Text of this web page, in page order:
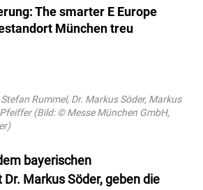
The smarter E Europe
München treu
Rummel, Dr. Markus Söder, Markus
(Bild: © Messe München GmbH,
bayerischen
Markus Söder, geben die